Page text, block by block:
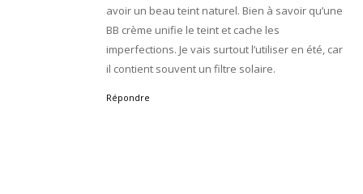
avoir un beau teint naturel. Bien à savoir qu’une
BB crème unifie le teint et cache les
imperfections. Je vais surtout l’utiliser en été, car
il contient souvent un filtre solaire.
Répondre